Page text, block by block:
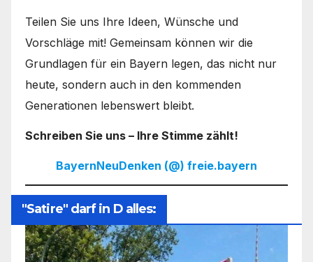
Teilen Sie uns Ihre Ideen, Wünsche und
Vorschläge mit! Gemeinsam können wir die
Grundlagen für ein Bayern legen, das nicht nur
heute, sondern auch in den kommenden
Generationen lebenswert bleibt.
Schreiben Sie uns – Ihre Stimme zählt!
BayernNeuDenken (@) freie.bayern
"Satire" darf in D alles: